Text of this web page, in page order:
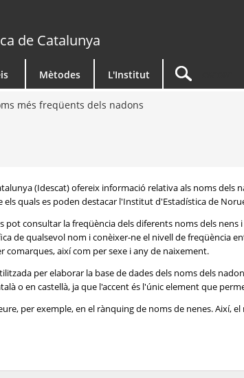
de Catalunya
Mètodes L'Institut
més freqüents dels nadons
(Idescat) ofereix informació relativa als noms
quals es poden destacar l'Institut d'Estadística de
pot consultar la freqüència dels diferents noms dels
de qualsevol nom i conèixer-ne el nivell de freqüència
comarques, així com per sexe i any de naixement.
per elaborar la base de dades dels noms dels
o en castellà, ja que l'accent és l'únic element que
per exemple, en el rànquing de noms de nenes. Així,